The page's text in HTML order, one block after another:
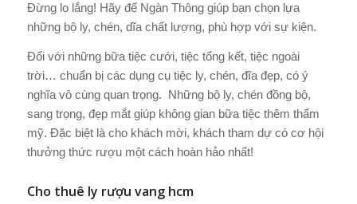
Đừng lo lắng! Hãy để Ngàn Thông giúp bạn chọn lựa
những bộ ly, chén, dĩa chất lượng, phù hợp với sự kiện.
Đối với những bữa tiệc cưới, tiệc tổng kết, tiệc ngoài
trời… chuẩn bị các dụng cụ tiệc ly, chén, đĩa đẹp, có ý
nghĩa vô cùng quan trọng. Những bộ ly, chén đồng bộ,
sang trọng, đẹp mắt giúp không gian bữa tiệc thêm thẩm
mỹ. Đặc biệt là cho khách mời, khách tham dự có cơ hội
thưởng thức rượu một cách hoàn hảo nhất!
Cho thuê ly rượu vang hcm